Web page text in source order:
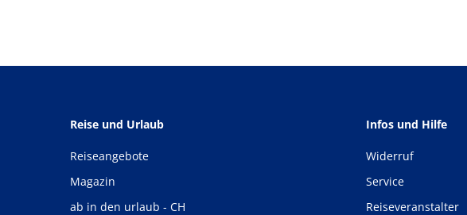
Reise und Urlaub
Reiseangebote
Magazin
ab in den urlaub - CH
Infos und Hilfe
Widerruf
Service
Reiseveranstalter